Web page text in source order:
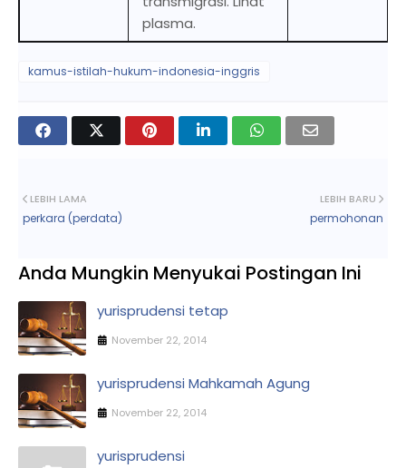
plasma.
kamus-istilah-hukum-indonesia-inggris
LEBIH BARU
permohonan
LEBIH LAMA
perkara (perdata)
Anda Mungkin Menyukai Postingan Ini
yurisprudensi tetap
November 22, 2014
yurisprudensi Mahkamah Agung
November 22, 2014
yurisprudensi